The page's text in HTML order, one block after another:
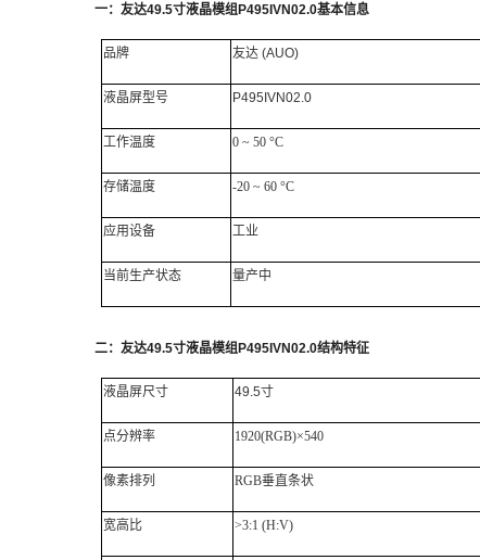
一： 友达49.5寸液晶模组P495IVN02.0基本信息
品牌 友达 (AUO)
液晶屏型号 P495IVN02.0
工作温度 0 ~ 50 °C
存储温度 -20 ~ 60 °C
应用设备 工业
当前生产状态 量产中
二： 友达49.5寸液晶模组P495IVN02.0结构特征
液晶屏尺寸 49.5寸
点分辨率 1920(RGB)×540
像素排列 RGB垂直条状
宽高比 >3:1 (H:V)